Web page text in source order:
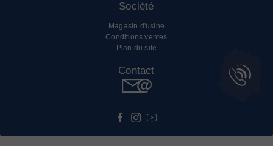
Société
Magasin d'usine
Conditions ventes
Plan du site
Contact